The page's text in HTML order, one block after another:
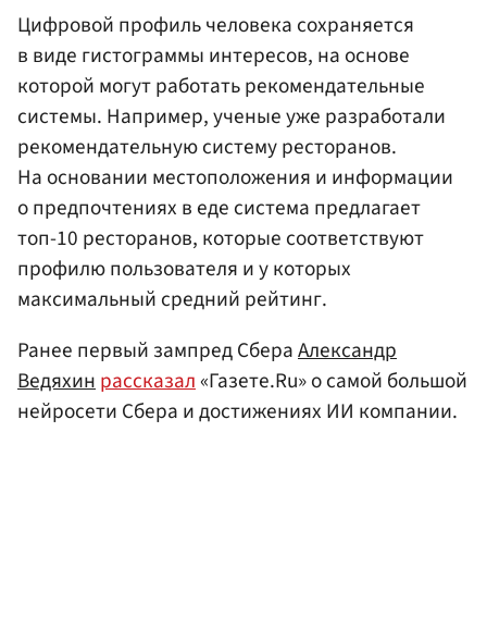
Цифровой профиль человека сохраняется
в виде гистограммы интересов, на основе
которой могут работать рекомендательные
системы. Например, ученые уже разработали
рекомендательную систему ресторанов.
На основании местоположения и информации
о предпочтениях в еде система предлагает
топ-10 ресторанов, которые соответствуют
профилю пользователя и у которых
максимальный средний рейтинг.
Ранее первый зампред СбераАлександр
Ведяхинрассказал«Газете.Ru» о самой большой
нейросети Сбера и достижениях ИИ компании.